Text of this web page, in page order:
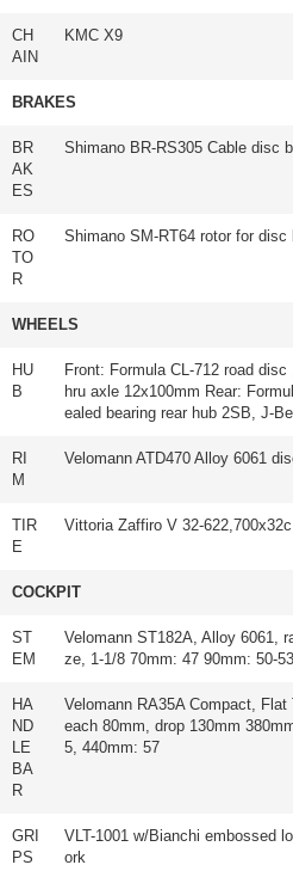
CH
AIN
KMC X9
BRAKES
BR
AK
ES
Shimano BR-RS305 Cable disc
RO
TO
R
Shimano SM-RT64 rotor for
WHEELS
HU
B
Front: Formula CL-712 road
hru axle 12x100mm Rear:
ealed bearing rear hub 2SB, J-
RI
M
Velomann ATD470 Alloy 6061
TIR
E
Vittoria Zaffiro V 32-622,700x32c
COCKPIT
ST
EM
Velomann ST182A, Alloy 6061,
ze, 1-1/8 70mm: 47 90mm: 50-
HA
ND
LE
BA
R
Velomann RA35A Compact,
each 80mm, drop 130mm
5, 440mm: 57
GRI
PS
VLT-1001 w/Bianchi embossed
ork